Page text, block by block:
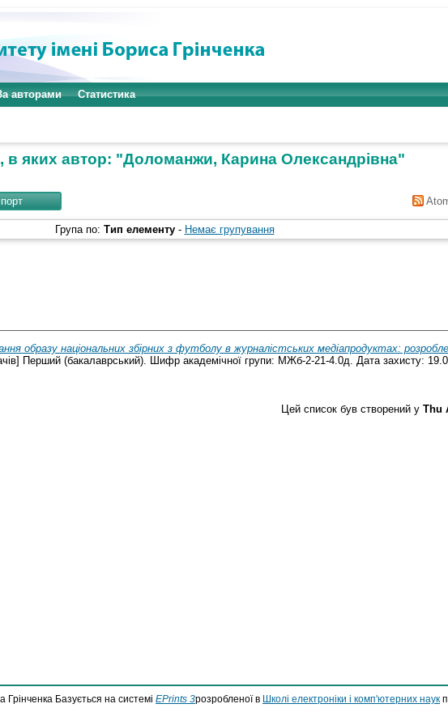
авторами Статистика
в яких автор: "Доломанжи, Карина Олександрівна"
Група по: Тип елементу - Немає групування
образу національних збірних з футболу в журналістських медіапродуктах:
Перший (бакалаврський). Шифр академічної групи: МЖб-2-21-4.0д. Дата захисту:
Цей список був створений у Thu
Грінченка Базується на системі EPrints 3розробленої в Школі електроніки і комп'ютерних наук